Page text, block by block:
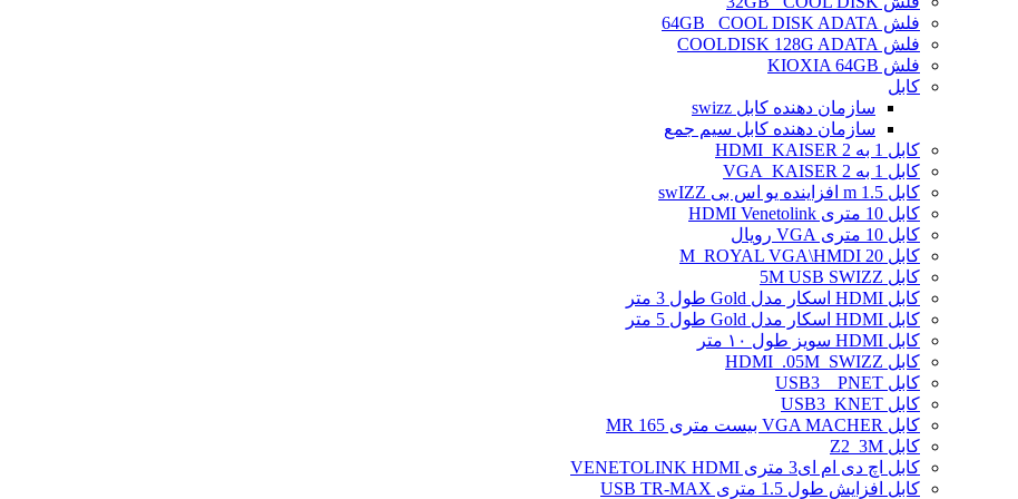
فلش 64GB _COOL DISK ADATA
فلش COOLDISK 128G ADATA
فلش KIOXIA 64GB
کابل
سازمان دهنده کابل swizz
سازمان دهنده کابل سیم جمع
کابل 1 به 2 HDMI_KAISER
کابل 1 به 2 VGA_KAISER
کابل 1.5 m افزاینده یو اس بی swIZZ
کابل 10 متری HDMI Venetolink
کابل 10 متری VGA رویال
کابل 20 M_ROYAL VGA\HMDI
کابل 5M USB SWIZZ
کابل HDMI اسکار مدل Gold طول 3 متر
کابل HDMI اسکار مدل Gold طول 5 متر
کابل HDMI سویز طول ۱۰ متر
کابل HDMI_.05M_SWIZZ
کابل USB3 _ PNET
کابل USB3_KNET
کابل VGA MACHER بیست متری MR 165
کابل Z2_3M
کابل اچ دی ام ای3 متری VENETOLINK HDMI
کابل افزایش طول 1.5 متری USB TR-MAX